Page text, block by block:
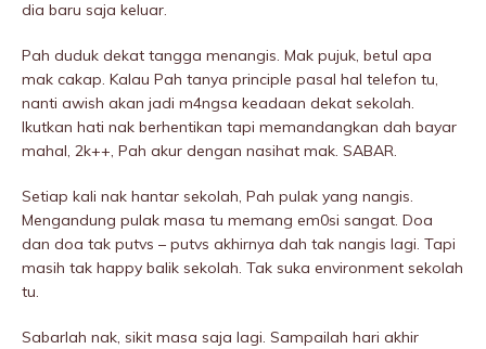
dia baru saja keluar.
Pah duduk dekat tangga menangis. Mak pujuk, betul apa
mak cakap. Kalau Pah tanya principle pasal hal telefon tu,
nanti awish akan jadi m4ngsa keadaan dekat sekolah.
Ikutkan hati nak berhentikan tapi memandangkan dah bayar
mahal, 2k++, Pah akur dengan nasihat mak. SABAR.
Setiap kali nak hantar sekolah, Pah pulak yang nangis.
Mengandung pulak masa tu memang em0si sangat. Doa
dan doa tak putvs – putvs akhirnya dah tak nangis lagi. Tapi
masih tak happy balik sekolah. Tak suka environment sekolah
tu.
Sabarlah nak, sikit masa saja lagi. Sampailah hari akhir